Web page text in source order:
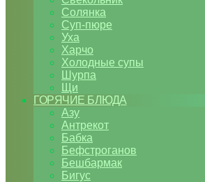
Солянка
Суп-пюре
Уха
Харчо
Холодные супы
Шурпа
Щи
ГОРЯЧИЕ БЛЮДА
Азу
Антрекот
Бабка
Бефстроганов
Бешбармак
Бигус